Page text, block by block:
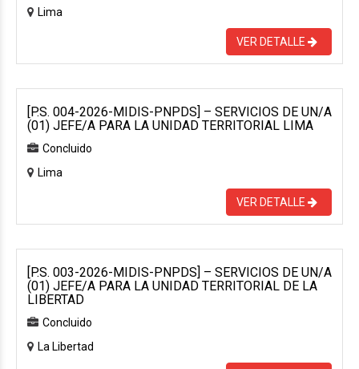
Lima
VER DETALLE
[P.S. 004-2026-MIDIS-PNPDS] – SERVICIOS DE UN/A
(01) JEFE/A PARA LA UNIDAD TERRITORIAL LIMA
Concluido
Lima
VER DETALLE
[P.S. 003-2026-MIDIS-PNPDS] – SERVICIOS DE UN/A
(01) JEFE/A PARA LA UNIDAD TERRITORIAL DE LA
LIBERTAD
Concluido
La Libertad